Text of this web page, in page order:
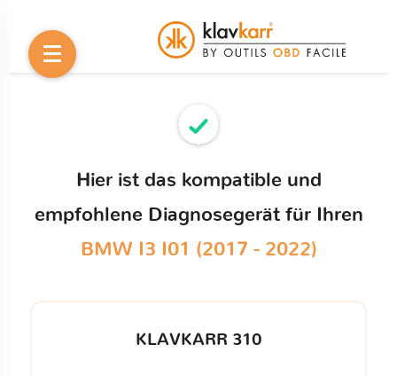
Hier ist das kompatible und
empfohlene Diagnosegerät für Ihren
BMW I3 I01 (2017 - 2022)
KLAVKARR 310